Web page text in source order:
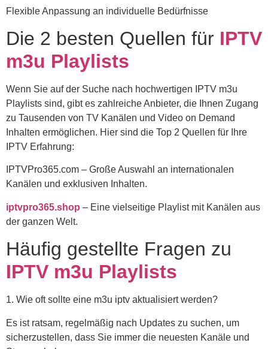
Flexible Anpassung an individuelle Bedürfnisse
Die 2 besten Quellen für IPTV
m3u Playlists
Wenn Sie auf der Suche nach hochwertigen IPTV m3u
Playlists sind, gibt es zahlreiche Anbieter, die Ihnen Zugang
zu Tausenden von TV Kanälen und Video on Demand
Inhalten ermöglichen. Hier sind die Top 2 Quellen für Ihre
IPTV Erfahrung:
IPTVPro365.com – Große Auswahl an internationalen
Kanälen und exklusiven Inhalten.
iptvpro365.shop – Eine vielseitige Playlist mit Kanälen aus
der ganzen Welt.
Häufig gestellte Fragen zu
IPTV m3u Playlists
1. Wie oft sollte eine m3u iptv aktualisiert werden?
Es ist ratsam, regelmäßig nach Updates zu suchen, um
sicherzustellen, dass Sie immer die neuesten Kanäle und